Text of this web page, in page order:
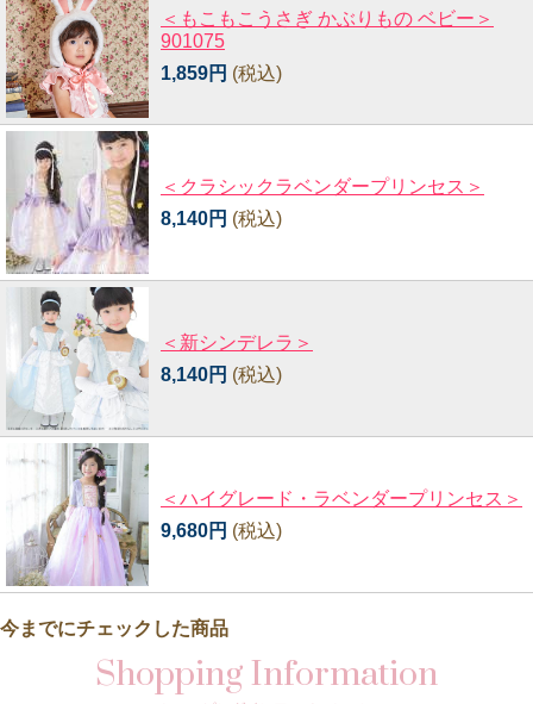
＜もこもこうさぎ かぶりもの ベビー＞
901075
1,859円 (税込)
＜クラシックラベンダープリンセス＞
8,140円 (税込)
＜新シンデレラ＞
8,140円 (税込)
＜ハイグレード・ラベンダープリンセス＞
9,680円 (税込)
今までにチェックした商品
Shopping Information